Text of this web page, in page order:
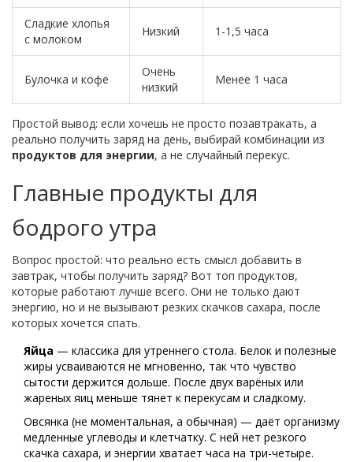
Сладкие хлопья
с молоком
Низкий 1-1,5 часа
Булочка и кофе
Очень
низкий
Менее 1 часа
Простой вывод: если хочешь не просто позавтракать, а
реально получить заряд на день, выбирай комбинации из
продуктов для энергии, а не случайный перекус.
Главные продукты для
бодрого утра
Вопрос простой: что реально есть смысл добавить в
завтрак, чтобы получить заряд? Вот топ продуктов,
которые работают лучше всего. Они не только дают
энергию, но и не вызывают резких скачков сахара, после
которых хочется спать.
Яйца — классика для утреннего стола. Белок и полезные
жиры усваиваются не мгновенно, так что чувство
сытости держится дольше. После двух варёных или
жареных яиц меньше тянет к перекусам и сладкому.
Овсянка (не моментальная, а обычная) — даёт организму
медленные углеводы и клетчатку. С ней нет резкого
скачка сахара, и энергии хватает часа на три-четыре.